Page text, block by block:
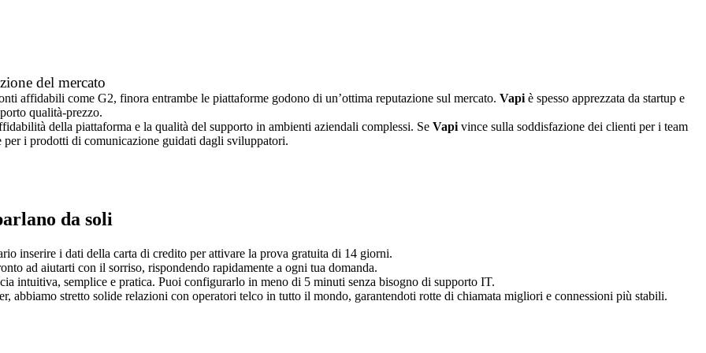
del mercato
affidabili come G2, finora entrambe le piattaforme godono di un’ottima reputazione sul mercato. Vapi è spesso apprezzata da startup e
qualità-prezzo.
della piattaforma e la qualità del supporto in ambienti aziendali complessi. Se Vapi vince sulla soddisfazione dei clienti per i team
per i prodotti di comunicazione guidati dagli sviluppatori.
da soli
inserire i dati della carta di credito per attivare la prova gratuita di 14 giorni.
ad aiutarti con il sorriso, rispondendo rapidamente a ogni tua domanda.
intuitiva, semplice e pratica. Puoi configurarlo in meno di 5 minuti senza bisogno di supporto IT.
abbiamo stretto solide relazioni con operatori telco in tutto il mondo, garantendoti rotte di chiamata migliori e connessioni più stabili.